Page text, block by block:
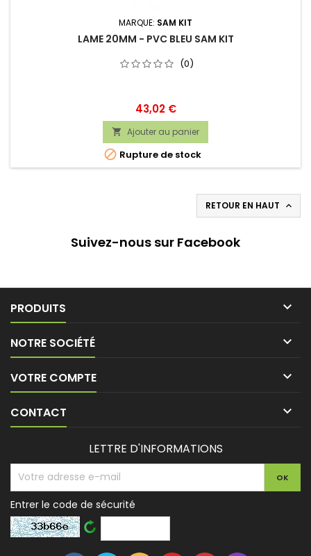
MARQUE: SAM KIT
LAME 20MM - PVC BLEU SAM KIT
(0)
Prix
43,02 €
 Ajouter au panier
 Rupture de stock
RETOUR EN HAUT 
Suivez-nous sur Facebook
PRODUITS 
NOTRE SOCIÉTÉ 
VOTRE COMPTE 
CONTACT 
LETTRE D'INFORMATIONS
Entrer le code de sécurité